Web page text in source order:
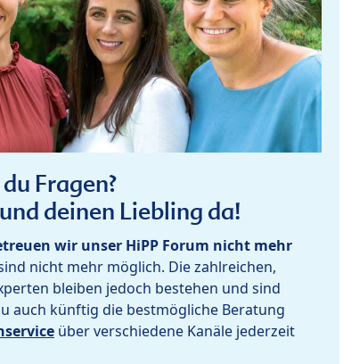
Fragen?
deinen Liebling da!
wir unser HiPP Forum nicht mehr
nicht mehr möglich. Die zahlreichen,
bleiben jedoch bestehen und sind
auch künftig die bestmögliche Beratung
über verschiedene Kanäle jederzeit